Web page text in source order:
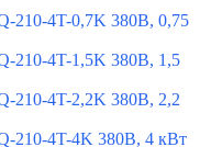
210-4T-0,7K 380В, 0,75
210-4T-1,5K 380В, 1,5
210-4T-2,2K 380В, 2,2
210-4T-4K 380В, 4 кВт